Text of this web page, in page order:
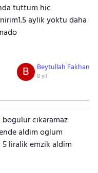
tuttum hic
aylik yoktu daha
Beytullah Fakhan
8 yıl
B
cikaramaz
aldim oglum
liralik emzik aldim